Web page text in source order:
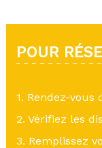
POUR
1. Rendez-vous
2. Vérifiez les
3. Remplissez